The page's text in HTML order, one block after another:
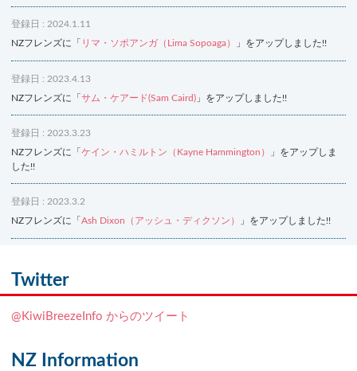
登録日 : 2024.1.11
NZフレンズに「 リマ・ソポアンガ（Lima Sopoaga） 」をアップしました!!
登録日 : 2023.4.13
NZフレンズに「 サム・ケアード(Sam Caird) 」をアップしました!!
登録日 : 2023.3.23
NZフレンズに「 ケイン・ハミルトン（Kayne Hammington）
」をアップしま
した!!
登録日 : 2023.3.2
NZフレンズに「 Ash Dixon（アッシュ・ディクソン） 」をアップしました!!
NZフレンズに「
登録日 : 2019.4.10
Twitter
@KiwiBreezeInfo からのツイート
NZ Information